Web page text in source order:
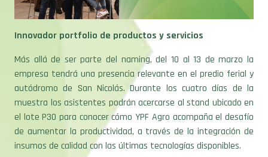
Innovador portfolio de productos y servicios
Más allá de ser parte del naming, del 10 al 13 de marzo la
empresa tendrá una presencia relevante en el predio ferial y
autódromo de San Nicolás. Durante los cuatro días de la
muestra los asistentes podrán acercarse al stand ubicado en
el lote P30 para conocer cómo YPF Agro acompaña el desafío
de aumentar la productividad, a través de la integración de
insumos de calidad con las últimas tecnologías disponibles.